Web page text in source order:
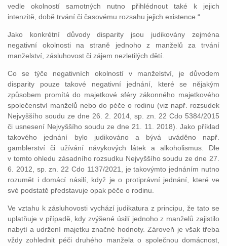
vedle okolností samotných nutno přihlédnout také k jejich
intenzitě, době trvání či časovému rozsahu jejich existence.“
Jako konkrétní důvody disparity jsou judikovány zejména
negativní okolnosti na straně jednoho z manželů za trvání
manželství, zásluhovost či zájem nezletilých dětí.
Co se týče negativních okolností v manželství, je důvodem
disparity pouze takové negativní jednání, které se nějakým
způsobem promítá do majetkové sféry zákonného majetkového
společenství manželů nebo do péče o rodinu (viz např. rozsudek
Nejvyššího soudu ze dne 26. 2. 2014, sp. zn. 22 Cdo 5384/2015
či usnesení Nejvyššího soudu ze dne 21. 11. 2018). Jako příklad
takového jednání bylo judikováno a bývá uváděno např.
gamblerství či užívání návykových látek a alkoholismus. Dle
v tomto ohledu zásadního rozsudku Nejvyššího soudu ze dne 27.
6. 2012, sp. zn. 22 Cdo 1137/2021, je takovýmto jednáním nutno
rozumět i domácí násilí, když je o protiprávní jednání, které ve
své podstatě představuje opak péče o rodinu.
Ve vztahu k zásluhovosti vychází judikatura z principu, že tato se
uplatňuje v případě, kdy zvýšené úsilí jednoho z manželů zajistilo
nabytí a udržení majetku značné hodnoty. Zároveň je však třeba
vždy zohlednit péči druhého manžela o společnou domácnost,